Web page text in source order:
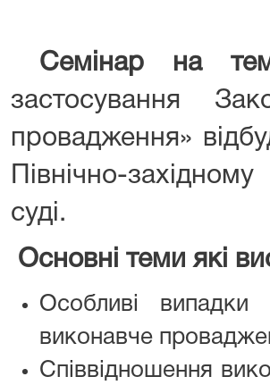
Семінар на
застосування
провадження»
Північно-
суді.
Основні теми які
Особливі випадки
виконавче
Співвідношення